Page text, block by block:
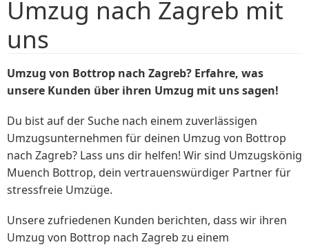
Umzug nach Zagreb mit
uns
Umzug von Bottrop nach Zagreb? Erfahre, was
unsere Kunden über ihren Umzug mit uns sagen!
Du bist auf der Suche nach einem zuverlässigen
Umzugsunternehmen für deinen Umzug von Bottrop
nach Zagreb? Lass uns dir helfen! Wir sind Umzugskönig
Muench Bottrop, dein vertrauenswürdiger Partner für
stressfreie Umzüge.
Unsere zufriedenen Kunden berichten, dass wir ihren
Umzug von Bottrop nach Zagreb zu einem